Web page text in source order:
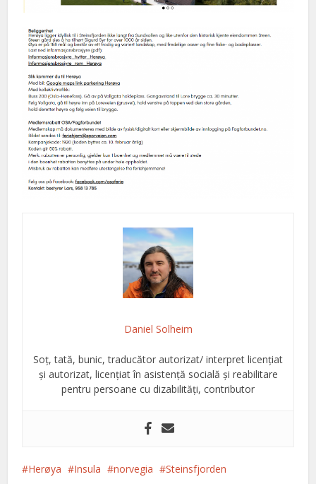
Daniel Solheim
Soț, tată, bunic, traducător autorizat/ interpret licențiat
și autorizat, licențiat în asistență socială și reabilitare
pentru persoane cu dizabilități, contributor
Herøya Insula norvegia Steinsfjorden